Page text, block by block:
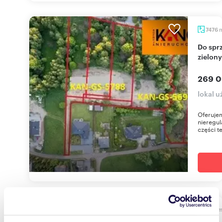
7476
Do sprzedania teren 7476 m² z budowlanym i
269
lokal
części
m